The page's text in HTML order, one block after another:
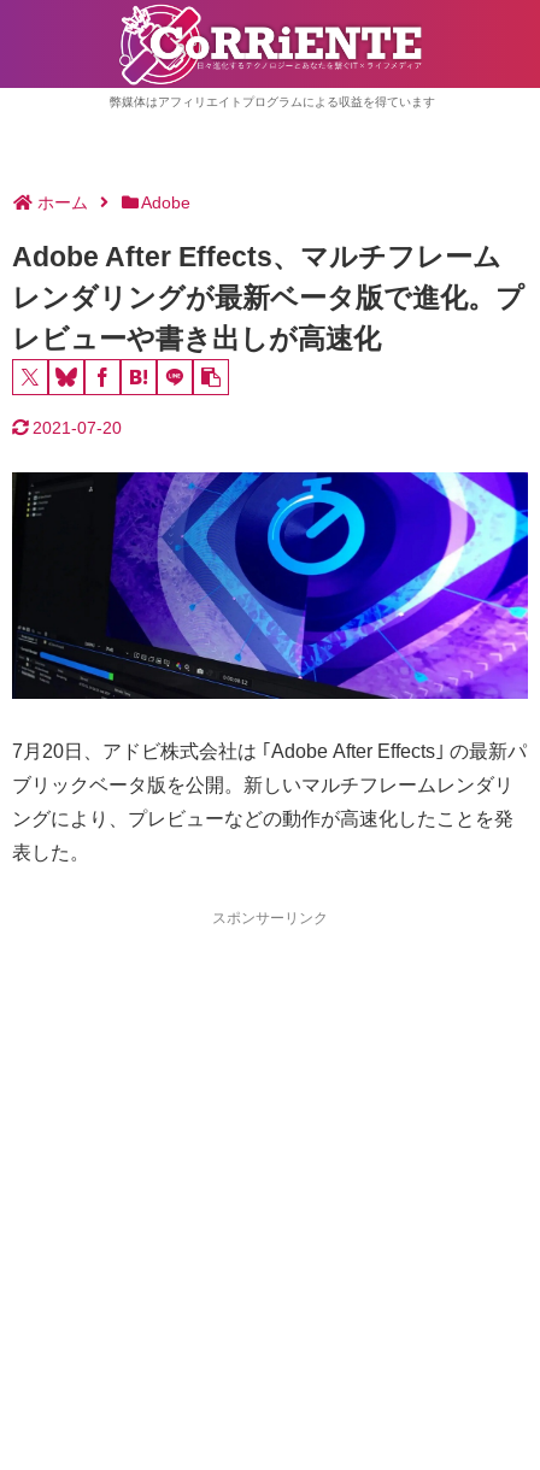
弊媒体はアフィリエイトプログラムによる収益を得ています
ホーム Adobe
Adobe After Effects、マルチフレーム
レンダリングが最新ベータ版で進化。プ
レビューや書き出しが高速化
2021-07-20
7月20日、アドビ株式会社は ｢Adobe After Effects｣ の最新パ
ブリックベータ版を公開。新しいマルチフレームレンダリ
ングにより、プレビューなどの動作が高速化したことを発
表した。
スポンサーリンク